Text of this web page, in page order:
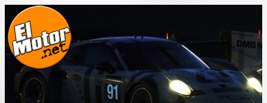
Saltar
contenido
El Motor punto Net
Información sobre novedades y pruebas de Automóviles